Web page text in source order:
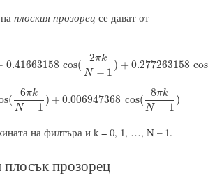
плоския прозорец се дават от
0.41663158 cos(
2πk
N − 1
) + 0.277263158 cos
−0.41663158cos(2πkN−1)+0.277263158cos(4πkN
(
6πk
N − 1
) + 0.006947368 cos(
8πk
N − 1
)
(6πkN−1) +0.006947368cos (8πkN−1)
на филтъра и k = 0, 1, …, N – 1.
прозорец